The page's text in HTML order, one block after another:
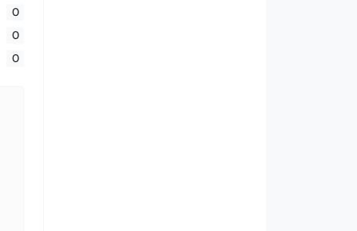
0
0
0